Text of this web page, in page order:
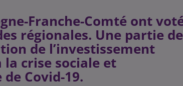
Franche-Comté ont
régionales. Une partie de
de l’investissement
crise sociale et
Covid-19.